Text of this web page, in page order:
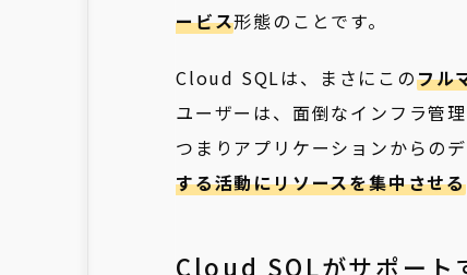
ービス形態のことです。
Cloud SQLは、まさにこのフル
ユーザーは、面倒なインフラ管
つまりアプリケーションからの
する活動にリソースを集中させる
Cloud SQLがサポート